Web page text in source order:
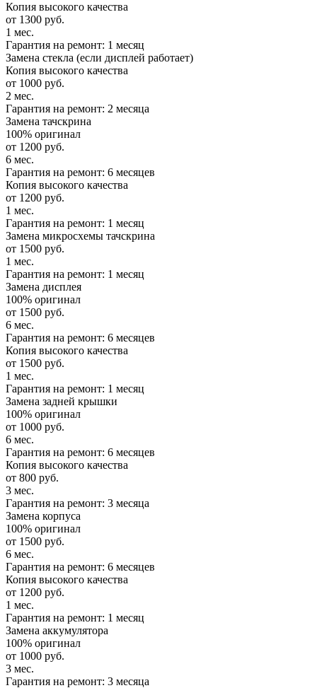
Копия высокого качества
от 1300 руб.
1 мес.
Гарантия на ремонт: 1 месяц
Замена стекла (если дисплей работает)
Копия высокого качества
от 1000 руб.
2 мес.
Гарантия на ремонт: 2 месяца
Замена тачскрина
100% оригинал
от 1200 руб.
6 мес.
Гарантия на ремонт: 6 месяцев
Копия высокого качества
от 1200 руб.
1 мес.
Гарантия на ремонт: 1 месяц
Замена микросхемы тачскрина
от 1500 руб.
1 мес.
Гарантия на ремонт: 1 месяц
Замена дисплея
100% оригинал
от 1500 руб.
6 мес.
Гарантия на ремонт: 6 месяцев
Копия высокого качества
от 1500 руб.
1 мес.
Гарантия на ремонт: 1 месяц
Замена задней крышки
100% оригинал
от 1000 руб.
6 мес.
Гарантия на ремонт: 6 месяцев
Копия высокого качества
от 800 руб.
3 мес.
Гарантия на ремонт: 3 месяца
Замена корпуса
100% оригинал
от 1500 руб.
6 мес.
Гарантия на ремонт: 6 месяцев
Копия высокого качества
от 1200 руб.
1 мес.
Гарантия на ремонт: 1 месяц
Замена аккумулятора
100% оригинал
от 1000 руб.
3 мес.
Гарантия на ремонт: 3 месяца